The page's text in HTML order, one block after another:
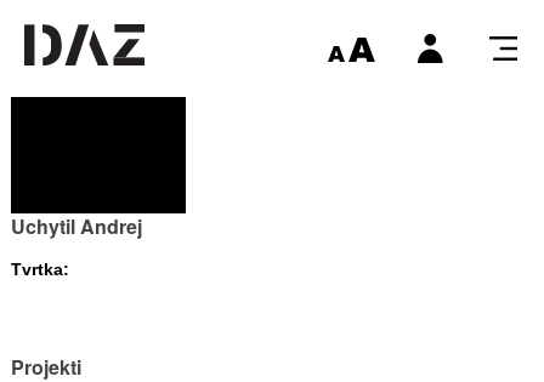
Uchytil Andrej
Tvrtka:
Projekti